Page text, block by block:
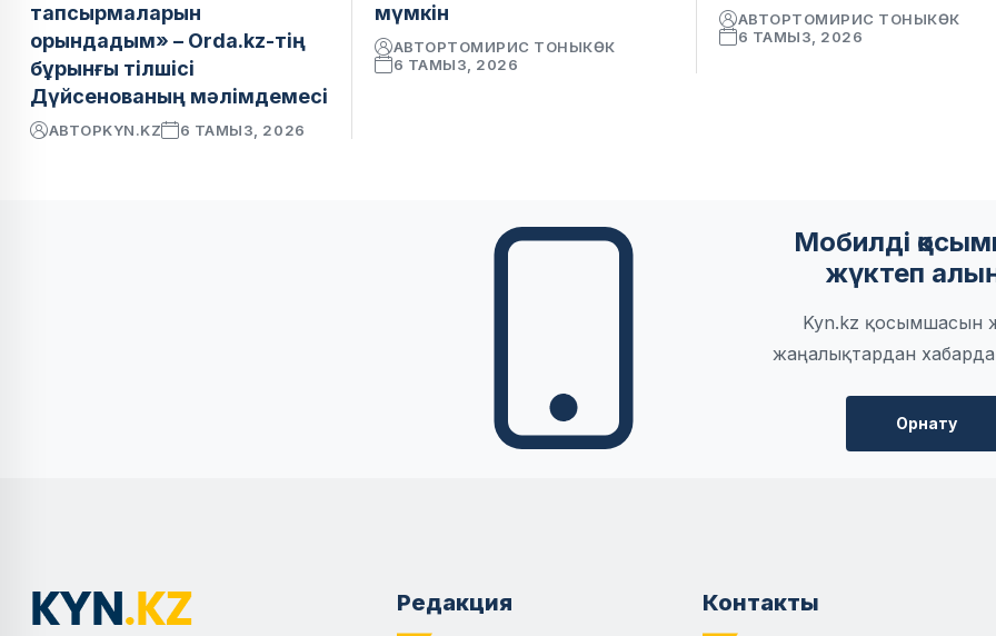
тапсырмаларын
орындадым» – Orda.kz-тің
бұрынғы тілшісі
Дүйсенованың мәлімдемесі
АВТОРKYN.KZ 6 ТАМЫЗ, 2026
мүмкін
АВТОРТОМИРИС ТОНЫКӨК
6 ТАМЫЗ, 2026
АВТОРТОМИРИС ТОНЫКӨК
6 ТАМЫЗ, 2026
Мобилді
жүктеп
Kyn.kz қосымшасын
жаңалықтардан
Орнату
Редакция Контакты